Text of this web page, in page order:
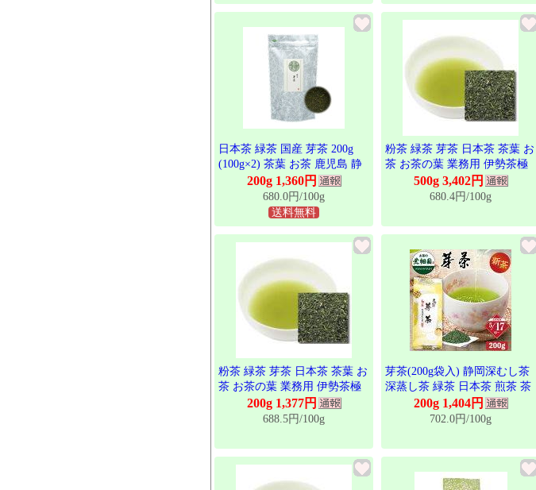
日本茶 緑茶 国産 芽茶 200g
(100g×2) 茶葉 お茶 鹿児島 静
岡 ブレンド 出物
200g 1,360円
680.0円/100g
送料無料
粉茶 緑茶 芽茶 日本茶 茶葉 お
茶 お茶の葉 業務用 伊勢茶極
上粉茶 500g
500g 3,402円
680.4円/100g
粉茶 緑茶 芽茶 日本茶 茶葉 お
茶 お茶の葉 業務用 伊勢茶極
上粉茶 200g
200g 1,377円
688.5円/100g
芽茶(200g袋入) 静岡深むし茶
深蒸し茶 緑茶 日本茶 煎茶 茶
葉 ギフト 健康茶 静岡茶 お茶
荒畑園 プレゼント 新茶 2026
200g 1,404円
702.0円/100g